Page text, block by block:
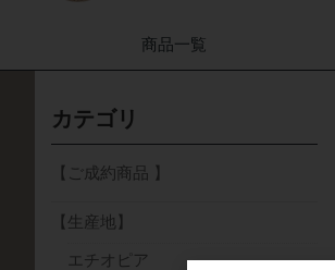
商品一覧
カテゴリ
【ご成約商品 】
【生産地】
エチオピア